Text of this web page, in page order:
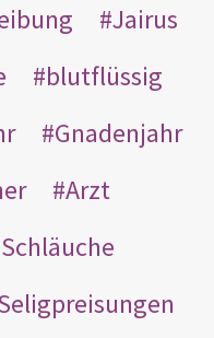
Jairus
blutflüssig
Gnadenjahr
Arzt
Schläuche